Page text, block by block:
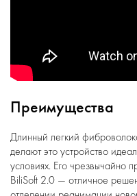
Преимущества
Длинный легкий
делают это устройство
условиях. Его чрезвычайно
BiliSoft 2.0 — отличное